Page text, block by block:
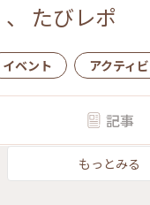
、 たびレポ
イベント アクティ
記事
もっとみる